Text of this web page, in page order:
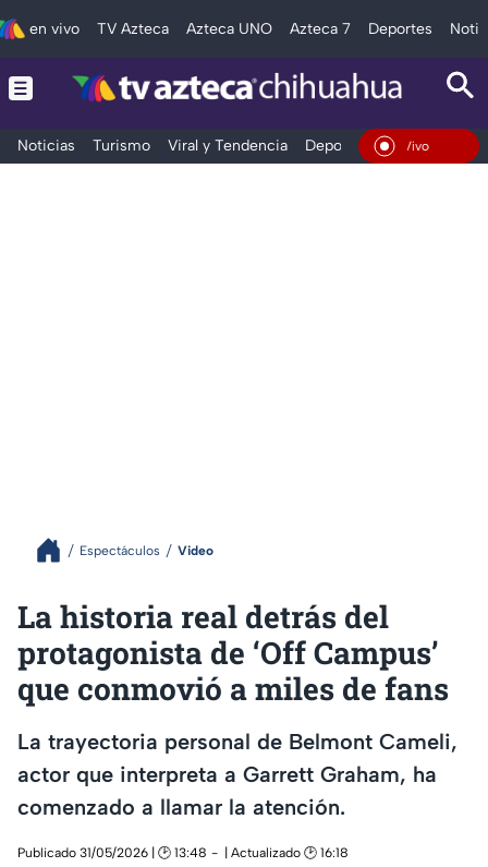
en vivo TV Azteca Azteca UNO Azteca 7 Deportes
Noticias Turismo Viral y Tendencia Deportes Espectáculos
En Vivo
Espectáculos Video
La historia real detrás del
protagonista de ‘Off Campus’
que conmovió a miles de fans
La trayectoria personal de Belmont Cameli,
actor que interpreta a Garrett Graham, ha
comenzado a llamar la atención.
Publicado 31/05/2026 | 🕑 13:48
| Actualizado 🕑 16:18